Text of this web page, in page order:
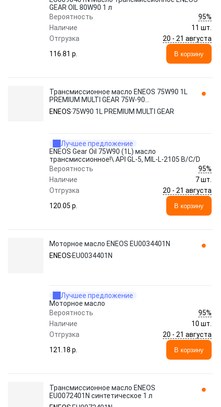
GEAR OIL 80W90 1 л
Вероятность
95%
Наличие
11 шт.
Отгрузка
20 - 21 августа
116.81 p.
В корзину
Трансмиссионное масло ENEOS 75W90 1L
PREMIUM MULTI GEAR 75W-90
синтетическое 1 л
ENEOS 75W90 1L PREMIUM MULTI GEAR
Лучшее предложение
ENEOS Gear Oil 75W90 (1L) масло
трансмиссионное!\ API GL-5, MIL-L-2105 B/C/D
Вероятность
95%
Наличие
7 шт.
Отгрузка
20 - 21 августа
120.05 p.
В корзину
Моторное масло ENEOS EU0034401N
ENEOS EU0034401N
Лучшее предложение
Моторное масло
Вероятность
95%
Наличие
10 шт.
Отгрузка
20 - 21 августа
121.18 p.
В корзину
Трансмиссионное масло ENEOS
EU0072401N синтетическое 1 л